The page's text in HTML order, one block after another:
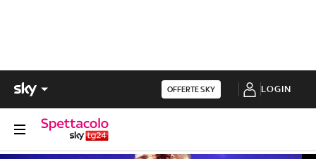
OFFERTE SKY LOGIN